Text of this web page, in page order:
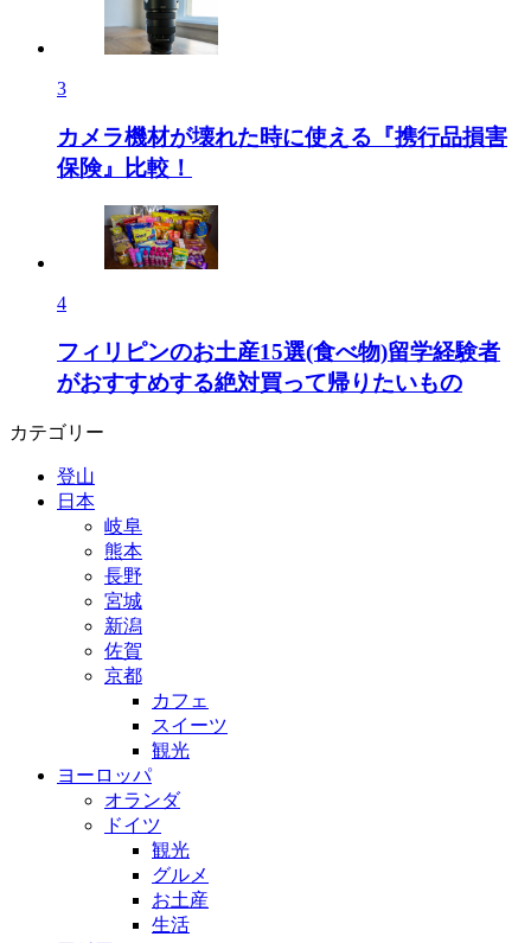
3
カメラ機材が壊れた時に使える『携行品損害
保険』比較！
4
フィリピンのお土産15選(食べ物)留学経験者
がおすすめする絶対買って帰りたいもの
カテゴリー
登山
日本
岐阜
熊本
長野
宮城
新潟
佐賀
京都
カフェ
スイーツ
観光
ヨーロッパ
オランダ
ドイツ
観光
グルメ
お土産
生活